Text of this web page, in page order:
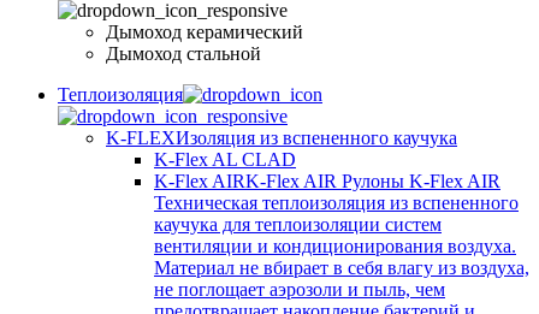
Дымоход керамический
Дымоход стальной
Теплоизоляция
K-FLEXИзоляция из вспененного каучука
K-Flex AL CLAD
K-Flex AIRK-Flex AIR Рулоны K-Flex AIR
Техническая теплоизоляция из вспененного
каучука для теплоизоляции систем
вентиляции и кондиционирования воздуха.
Материал не вбирает в себя влагу из воздуха,
не поглощает аэрозоли и пыль, чем